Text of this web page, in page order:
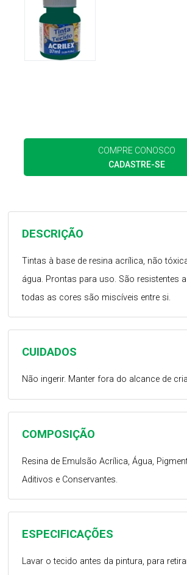
COMPRE CONOSCO
CADASTRE-SE
ESPECIFICAÇÕES
Lavar o tecido antes da pintura, para
COMPOSIÇÃO
Resina de Emulsão Acrílica, Água,
Aditivos e Conservantes.
CUIDADOS
Não ingerir. Manter fora do alcance de
DESCRIÇÃO
Tintas à base de resina acrílica, não
água. Prontas para uso. São resistentes
todas as cores são miscíveis entre si.